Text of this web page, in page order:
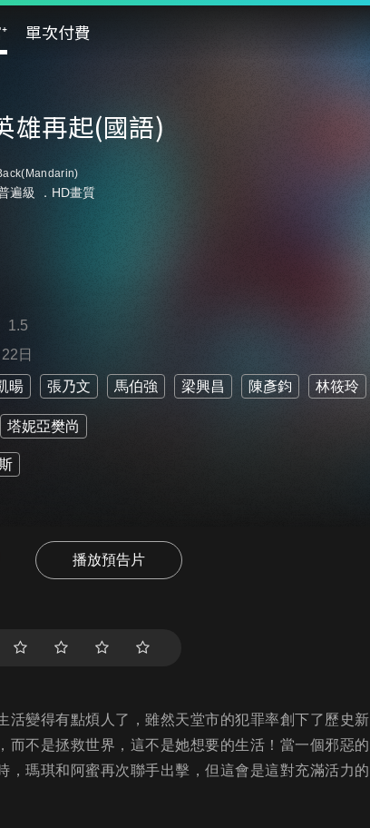
單次付費
雄再起(國語)
遍級 ．HD畫質
1.5
日
暘 張乃文 馬伯強 梁興昌 陳彥鈞 林筱玲
塔妮亞樊尚
播放預告片
活變得有點煩人了，雖然天堂市的犯罪率創下了歷史
而不是拯救世界，這不是她想要的生活！當一個邪惡
，瑪琪和阿蜜再次聯手出擊，但這會是這對充滿活力